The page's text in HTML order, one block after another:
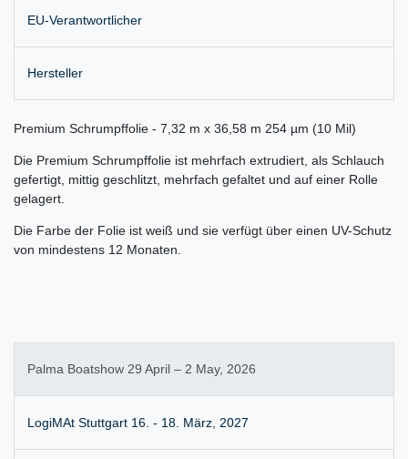
EU-Verantwortlicher
Hersteller
Premium Schrumpffolie - 7,32 m x 36,58 m 254 µm (10 Mil)
Die Premium Schrumpffolie ist mehrfach extrudiert, als Schlauch
gefertigt, mittig geschlitzt, mehrfach gefaltet und auf einer Rolle
gelagert.
Die Farbe der Folie ist weiß und sie verfügt über einen UV-Schutz
von mindestens 12 Monaten.
Palma Boatshow 29 April – 2 May, 2026
LogiMAt Stuttgart 16. - 18. März, 2027